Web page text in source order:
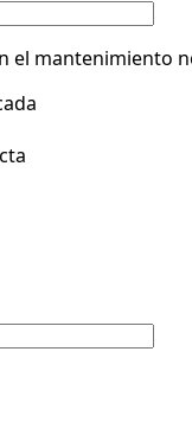
el mantenimiento